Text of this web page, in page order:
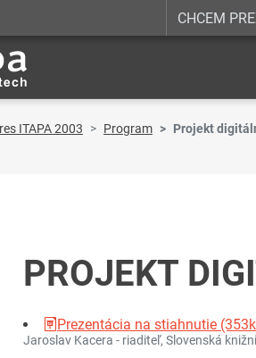
CHCEM
ITAPA 2003 Program Projekt
PROJEKT
Jaroslav Kacera - riaditeľ, Slovenská
Prezentácia na stiahnutie